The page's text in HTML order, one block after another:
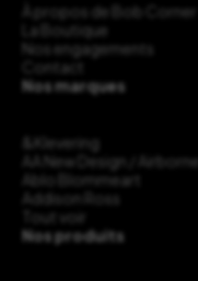
À propos de Bob Corner
La Boutique
Nos engagements
Contact
Nos marques
&Klevering
AA New Design / Airborne
Ablo Blommeart
Addison Ross
Tout voir
Nos produits